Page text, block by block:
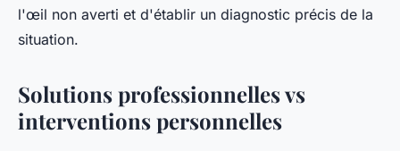
l'œil non averti et d'établir un diagnostic précis de la
situation.
Solutions professionnelles vs
interventions personnelles